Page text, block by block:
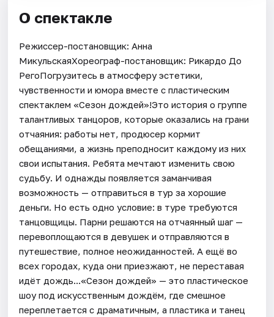
О спектакле
Режиссер-постановщик: Анна
МикульскаяХореограф-постановщик: Рикардо До
РегоПогрузитесь в атмосферу эстетики,
чувственности и юмора вместе с пластическим
спектаклем «Сезон дождей»!Это история о группе
талантливых танцоров, которые оказались на грани
отчаяния: работы нет, продюсер кормит
обещаниями, а жизнь преподносит каждому из них
свои испытания. Ребята мечтают изменить свою
судьбу. И однажды появляется заманчивая
возможность — отправиться в тур за хорошие
деньги. Но есть одно условие: в туре требуются
танцовщицы. Парни решаются на отчаянный шаг —
перевоплощаются в девушек и отправляются в
путешествие, полное неожиданностей. А ещё во
всех городах, куда они приезжают, не переставая
идёт дождь...«Сезон дождей» — это пластическое
шоу под искусственным дождём, где смешное
переплетается с драматичным, а пластика и танец